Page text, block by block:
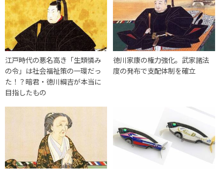
江戸時代の悪名高き「生類憐み
の令」は社会福祉策の一環だっ
た！？暗君・徳川綱吉が本当に
目指したもの
徳川家康の権力強化。武家諸法
度の発布で支配体制を確立